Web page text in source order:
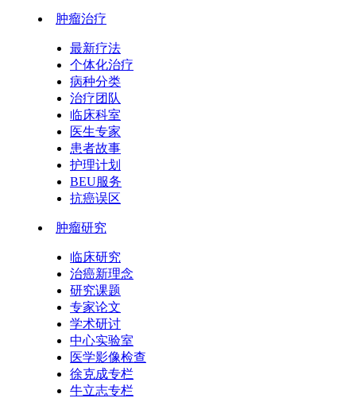
肿瘤治疗
最新疗法
个体化治疗
病种分类
治疗团队
临床科室
医生专家
患者故事
护理计划
BEU服务
抗癌误区
肿瘤研究
临床研究
治癌新理念
研究课题
专家论文
学术研讨
中心实验室
医学影像检查
徐克成专栏
牛立志专栏